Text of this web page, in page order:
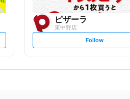
ピザーラ
東中野店
s
t
Follow